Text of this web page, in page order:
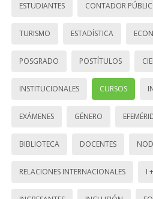
ESTUDIANTES CONTADOR
TURISMO ESTADÍSTICA
POSGRADO POSTÍTULOS
INSTITUCIONALES CURSOS
EXÁMENES GÉNERO
BIBLIOTECA DOCENTES
RELACIONES INTERNACIONALES I